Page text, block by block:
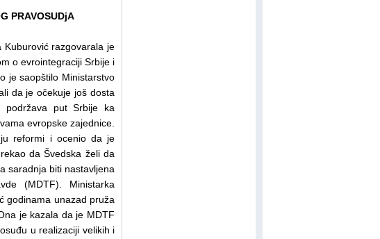
PRAVOSUDjA
Kuburović razgovarala je
o evrointegraciji Srbije i
je saopštilo Ministarstvo
da je očekuje još dosta
podržava put Srbije ka
evropske zajednice.
reformi i ocenio da je
da Švedska želi da
saradnja biti nastavljena
(MDTF). Ministarka
godinama unazad pruža
je kazala da je MDTF
u realizaciji velikih i